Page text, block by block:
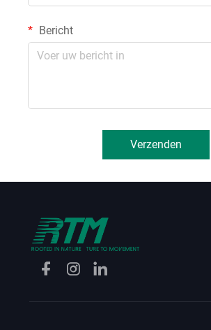
Bericht
Verzenden